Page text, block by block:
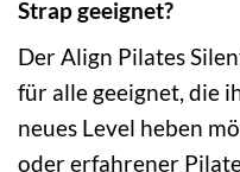
Strap geeignet?
Der Align Pilates
für alle geeignet, die
neues Level heben
oder erfahrener